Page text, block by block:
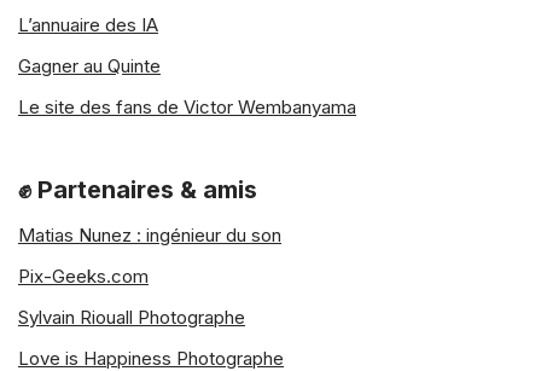
L’annuaire des IA
Gagner au Quinte
Le site des fans de Victor Wembanyama
✊ Partenaires & amis
Matias Nunez : ingénieur du son
Pix-Geeks.com
Sylvain Riouall Photographe
Love is Happiness Photographe